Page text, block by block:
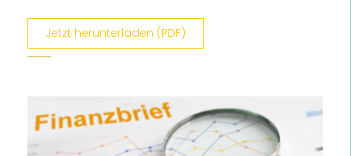
Jetzt herunterladen (PDF)